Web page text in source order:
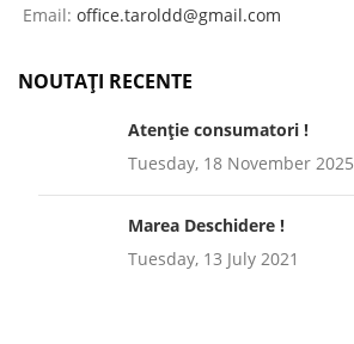
Email: office.taroldd@gmail.com
NOUTAȚI RECENTE
Atenție consumatori !
Tuesday, 18 November 2025
Marea Deschidere !
Tuesday, 13 July 2021